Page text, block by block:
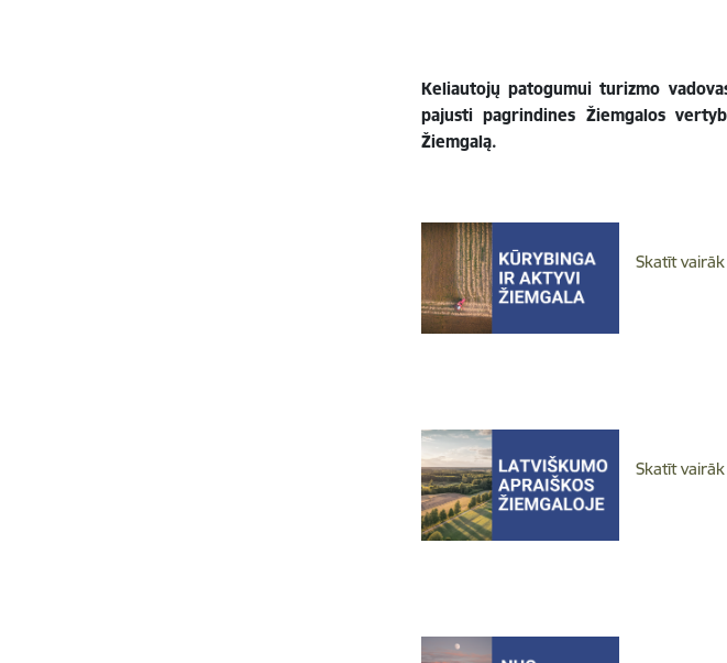
Keliautojų patogumui turizmo
pajusti pagrindines Žiemgalos
Žiemgalą.
Skatīt vairāk
Skatīt vairāk